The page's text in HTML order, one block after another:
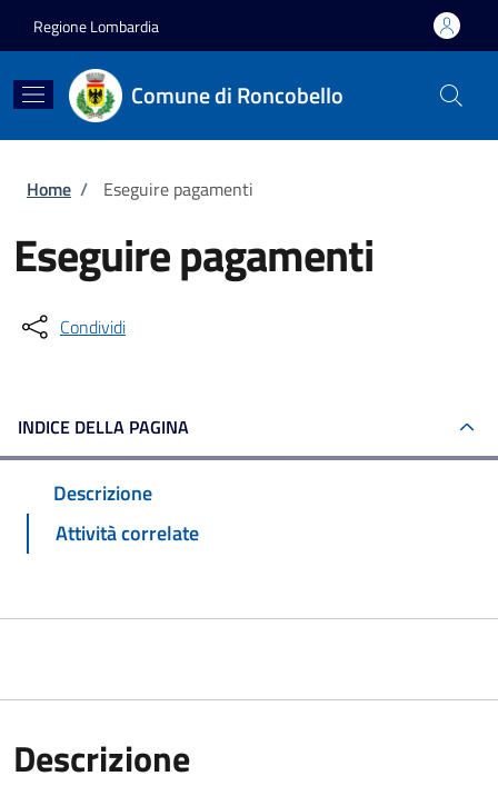
Regione Lombardia
Comune di Roncobello
Briciole di pane
Home / Eseguire pagamenti
Eseguire pagamenti
Condividi
INDICE DELLA PAGINA
Descrizione
Attività correlate
Descrizione